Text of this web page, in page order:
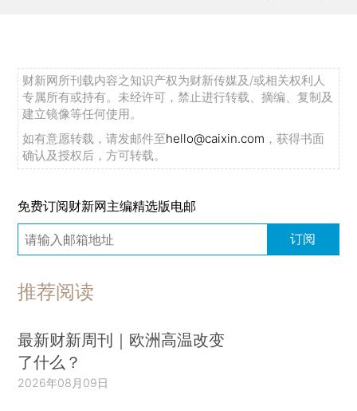
财新网所刊载内容之知识产权为财新传媒及/或相关权利人
专属所有或持有。未经许可，禁止进行转载、摘编、复制及
建立镜像等任何使用。
如有意愿转载，请发邮件至hello@caixin.com ，获得书面
确认及授权后，方可转载。
免费订阅财新网主编精选版电邮
订阅
推荐阅读
最新财新周刊｜欧洲高温改变
了什么？
2026年08月09日